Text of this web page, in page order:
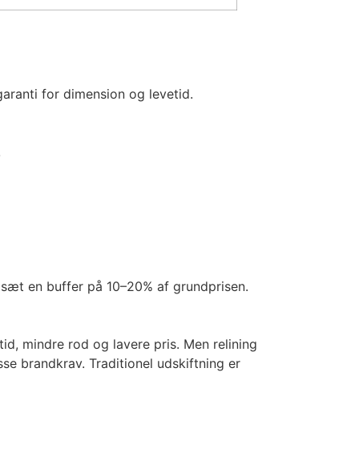
for dimension og levetid.
en buffer på 10–20% af grundprisen.
mindre rod og lavere pris. Men relining
brandkrav. Traditionel udskiftning er